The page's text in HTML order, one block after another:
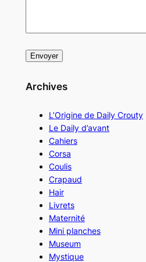
Archives
L’Origine de Daily Crouty
Le Daily d’avant
Cahiers
Corsa
Coulis
Crapaud
Hair
Livrets
Maternité
Mini planches
Museum
Mystique